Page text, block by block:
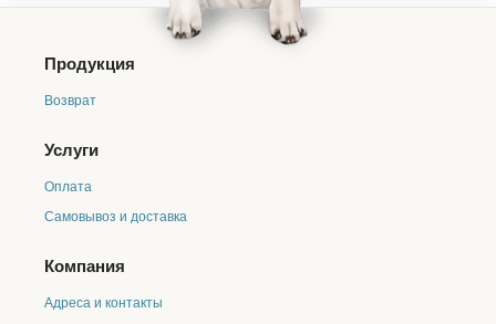
Продукция
Возврат
Услуги
Оплата
Самовывоз и доставка
Компания
Адреса и контакты